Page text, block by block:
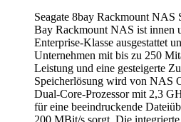
Seagate 8bay Rackmount NAS
Bay Rackmount NAS ist innen
Enterprise-Klasse ausgestattet
Unternehmen mit bis zu 250
Leistung und eine gesteigerte
Speicherlösung wird von NAS
Dual-Core-Prozessor mit 2,3
für eine beeindruckende
200 MBit/s sorgt. Die